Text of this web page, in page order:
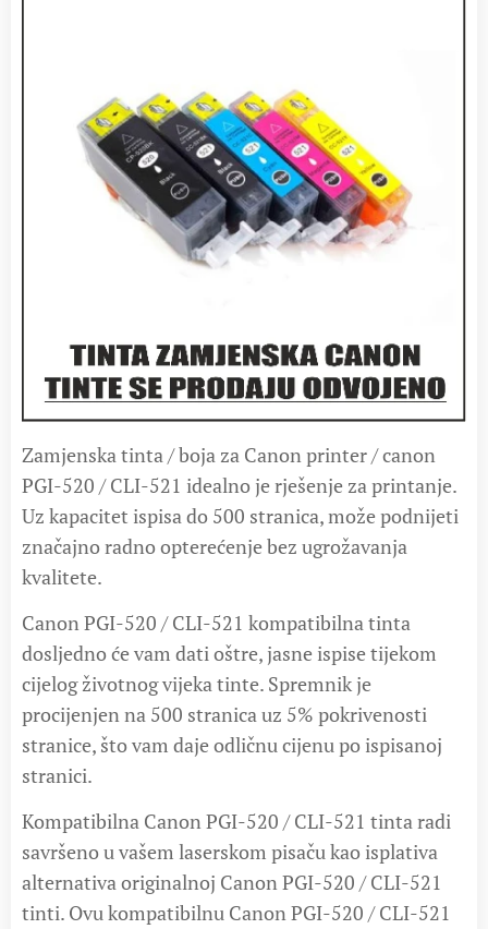
Zamjenska tinta / boja za Canon printer / canon
PGI-520 / CLI-521 idealno je rješenje za printanje.
Uz kapacitet ispisa do 500 stranica, može podnijeti
značajno radno opterećenje bez ugrožavanja
kvalitete.
Canon PGI-520 / CLI-521 kompatibilna tinta
dosljedno će vam dati oštre, jasne ispise tijekom
cijelog životnog vijeka tinte. Spremnik je
procijenjen na 500 stranica uz 5% pokrivenosti
stranice, što vam daje odličnu cijenu po ispisanoj
stranici.
Kompatibilna Canon PGI-520 / CLI-521 tinta radi
savršeno u vašem laserskom pisaču kao isplativa
alternativa originalnoj Canon PGI-520 / CLI-521
tinti. Ovu kompatibilnu Canon PGI-520 / CLI-521